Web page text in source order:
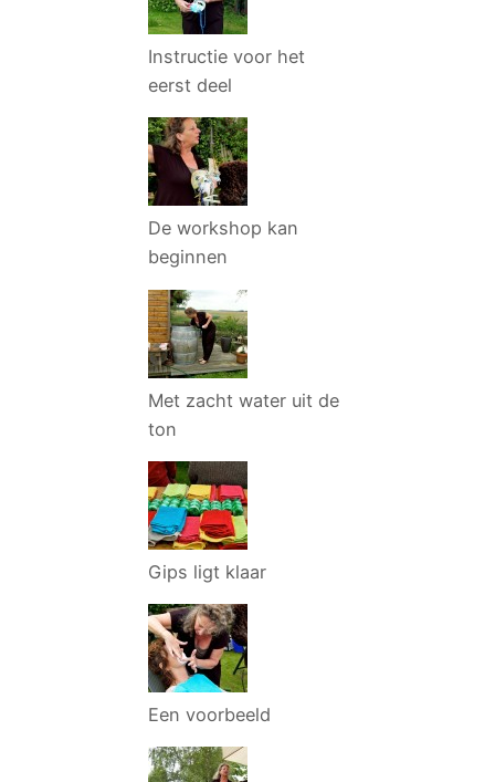
Instructie voor het
eerst deel
De workshop kan
beginnen
Met zacht water uit de
ton
Gips ligt klaar
Een voorbeeld